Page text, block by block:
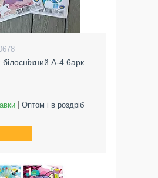
А-4 6арк.
Оптом і в роздріб